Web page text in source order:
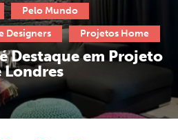
Pelo Mundo
Designers
Projetos Home
Destaque em Projeto
Londres